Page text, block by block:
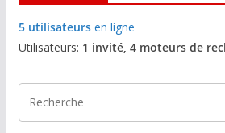
5 utilisateursen ligne
Utilisateurs: 1 invité, 4 moteurs de